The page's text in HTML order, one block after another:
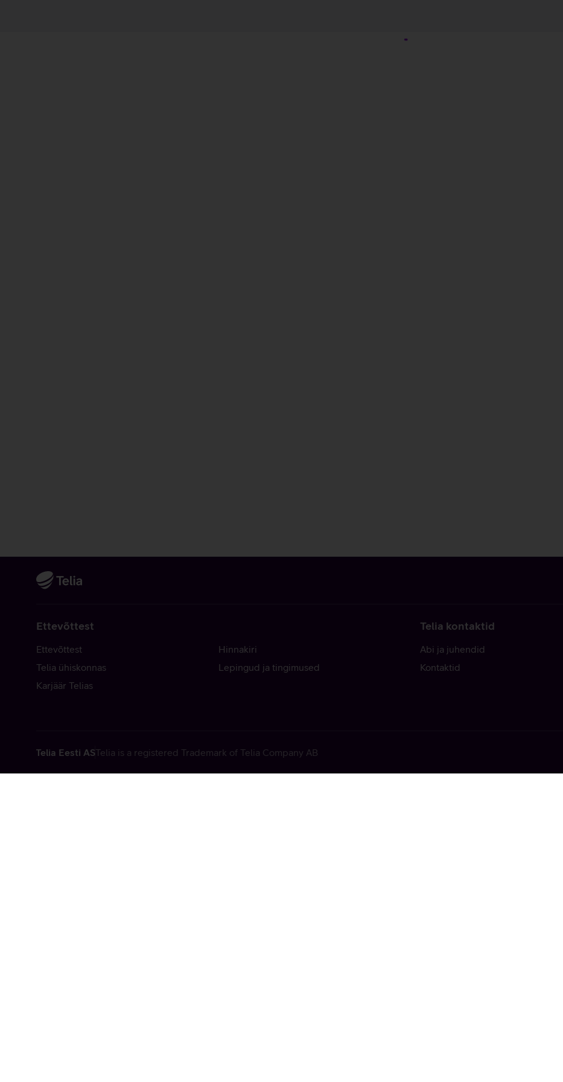
Ettevõttest
Ettevõttest
Telia ühiskonnas
Karjäär Telias
Hinnakiri
Lepingud ja tingimused
Telia kontaktid
Abi ja juhendid
Kontaktid
Telia Eesti ASTelia is a registered Trademark of Telia Company AB